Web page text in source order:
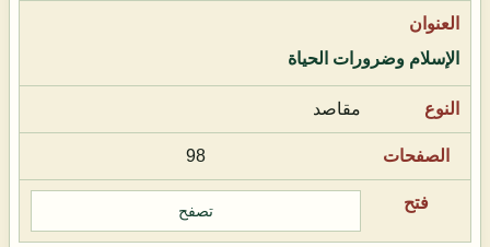
الإسلام وضرورات الحياة
مقاصد
98
تصفح